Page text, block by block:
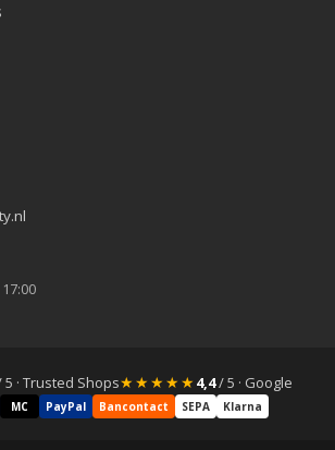
· Trusted Shops★★★★★4,4/ 5 · Google
MC PayPal Bancontact SEPA Klarna